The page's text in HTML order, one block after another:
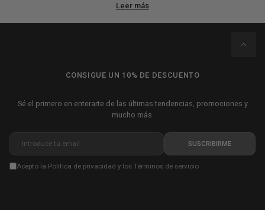
Leer más
CONSIGUE UN 10% DE DESCUENTO
Sé el primero en enterarte de las últimas tendencias, promociones y
mucho más.
Introduce tu email
SUSCRIBIRME
Acepto la Política de privacidad y los Términos de servicio